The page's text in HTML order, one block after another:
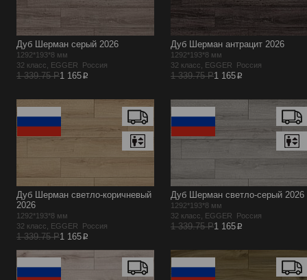
Дуб Шерман серый 2026
1292*193*8 мм
32 класс, EGGER Россия
1 339.75 Р1 165p
Дуб Шерман антрацит 2026
1292*193*8 мм
32 класс, EGGER Россия
1 339.75 Р1 165p
Дуб Шерман светло-коричневый
2026
1292*193*8 мм
32 класс, EGGER Россия
1 339.75 Р1 165p
Дуб Шерман светло-серый 2026
1292*193*8 мм
32 класс, EGGER Россия
1 339.75 Р1 165p